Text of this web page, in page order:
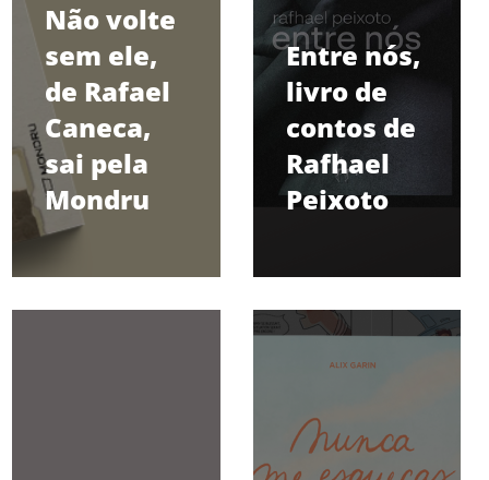
Não volte
sem ele,
de Rafael
Caneca,
sai pela
Mondru
Entre nós,
livro de
contos de
Rafhael
Peixoto